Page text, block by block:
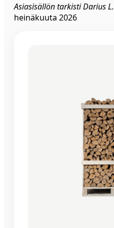
Asiasisällön tarkisti Darius L.
heinäkuuta 2026